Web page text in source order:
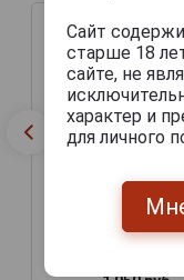
Сигары Toreo
Сайт
старше 18
сайте, не
характер и
для личного